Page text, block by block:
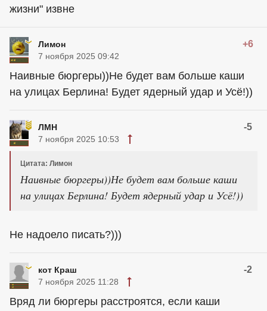
жизни" извне
Лимон +6
7 ноября 2025 09:42
Наивные бюргеры))Не будет вам больше каши
на улицах Берлина! Будет ядерный удар и Усё!))
ЛМН -5
7 ноября 2025 10:53
Цитата: Лимон
Наивные бюргеры))Не будет вам больше каши
на улицах Берлина! Будет ядерный удар и Усё!))
Не надоело писать?)))
кот Краш -2
7 ноября 2025 11:28
Вряд ли бюргеры расстроятся, если каши